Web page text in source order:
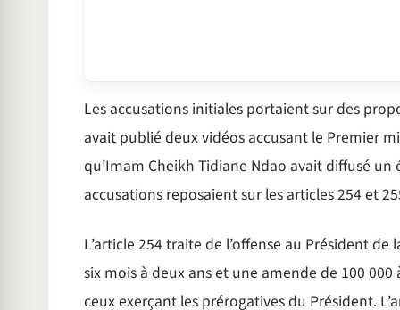
Les accusations initiales portaient sur des
avait publié deux vidéos accusant le Premier
qu’Imam Cheikh Tidiane Ndao avait diffusé
accusations reposaient sur les articles 254 et
L’article 254 traite de l’offense au Président
six mois à deux ans et une amende de 100
ceux exerçant les prérogatives du Président.